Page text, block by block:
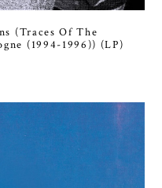
(Traces Of The
(1994-1996)) (LP)